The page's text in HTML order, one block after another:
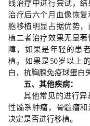
线治疗中进行尝试，结
治疗后六个月血像恢
胞移植明显占据优势
植二者治疗效果无显
障，如果是年轻的患
植。如果是50岁以上
白，抗胸腺免疫球蛋白
五、其他疾病：
其他常见的进行
性髓系肿瘤，骨髓瘤
决定是否进行移植。